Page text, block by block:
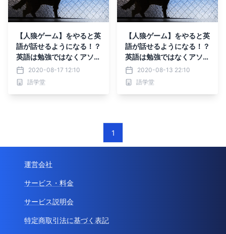
【人狼ゲーム】をやると英
語が話せるようになる！？
英語は勉強ではなくアソビ
で上達する！
2020-08-17 12:10
語学堂
【人狼ゲーム】をやると英
語が話せるようになる！？
英語は勉強ではなくアソビ
で上達する！
2020-08-13 22:10
語学堂
1
運営会社
サービス・料金
サービス説明会
特定商取引法に基づく表記